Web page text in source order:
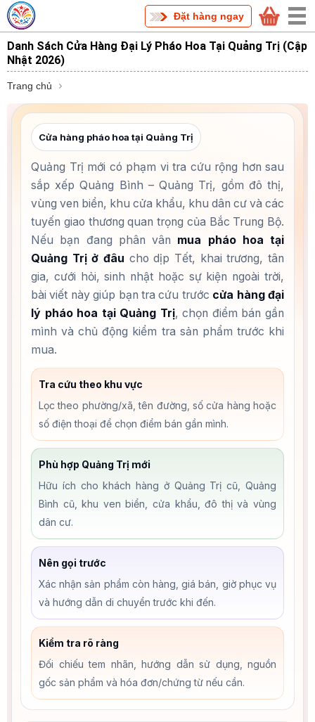
Đặt hàng ngay
Danh Sách Cửa Hàng Đại Lý Pháo Hoa Tại Quảng Trị (Cập
Nhật 2026)
Trang chủ
Cửa hàng pháo hoa tại Quảng Trị
Quảng Trị mới có phạm vi tra cứu rộng hơn sau
sắp xếp Quảng Bình – Quảng Trị, gồm đô thị,
vùng ven biển, khu cửa khẩu, khu dân cư và các
tuyến giao thương quan trọng của Bắc Trung Bộ.
Nếu bạn đang phân vân mua pháo hoa tại
Quảng Trị ở đâu cho dịp Tết, khai trương, tân
gia, cưới hỏi, sinh nhật hoặc sự kiện ngoài trời,
bài viết này giúp bạn tra cứu trước cửa hàng đại
lý pháo hoa tại Quảng Trị, chọn điểm bán gần
mình và chủ động kiểm tra sản phẩm trước khi
mua.
Tra cứu theo khu vực
Lọc theo phường/xã, tên đường, số cửa hàng hoặc
số điện thoại để chọn điểm bán gần mình.
Phù hợp Quảng Trị mới
Hữu ích cho khách hàng ở Quảng Trị cũ, Quảng
Bình cũ, khu ven biển, cửa khẩu, đô thị và vùng
dân cư.
Nên gọi trước
Xác nhận sản phẩm còn hàng, giá bán, giờ phục vụ
và hướng dẫn di chuyển trước khi đến.
Kiểm tra rõ ràng
Đối chiếu tem nhãn, hướng dẫn sử dụng, nguồn
gốc sản phẩm và hóa đơn/chứng từ nếu cần.